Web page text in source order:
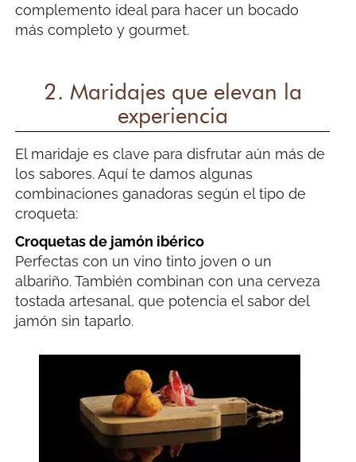
complemento ideal para hacer un bocado
más completo y gourmet.
2. Maridajes que elevan la
experiencia
El maridaje es clave para disfrutar aún más de
los sabores. Aquí te damos algunas
combinaciones ganadoras según el tipo de
croqueta:
Croquetas de jamón ibérico
Perfectas con un vino tinto joven o un
albariño. También combinan con una cerveza
tostada artesanal, que potencia el sabor del
jamón sin taparlo.